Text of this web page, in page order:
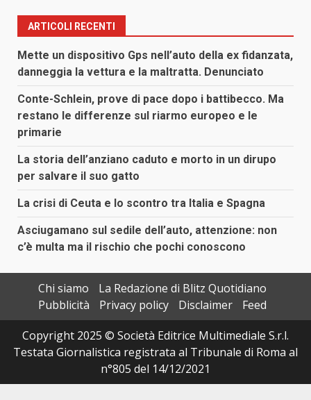
ARTICOLI RECENTI
Mette un dispositivo Gps nell’auto della ex fidanzata,
danneggia la vettura e la maltratta. Denunciato
Conte-Schlein, prove di pace dopo i battibecco. Ma
restano le differenze sul riarmo europeo e le
primarie
La storia dell’anziano caduto e morto in un dirupo
per salvare il suo gatto
La crisi di Ceuta e lo scontro tra Italia e Spagna
Asciugamano sul sedile dell’auto, attenzione: non
c’è multa ma il rischio che pochi conoscono
Chi siamo
La Redazione di Blitz Quotidiano
Pubblicità
Privacy policy Disclaimer
Feed
Copyright 2025 © Società Editrice Multimediale S.r.l.
Testata Giornalistica registrata al Tribunale di Roma al
n°805 del 14/12/2021